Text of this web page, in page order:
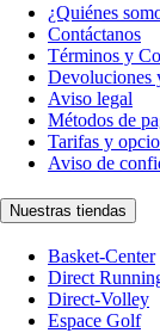
¿Quiénes
Contáctanos
Términos y
Devoluciones
Aviso legal
Métodos de
Tarifas y
Aviso de
Nuestras tiendas
Basket-Center
Direct
Direct-Volley
Espace Golf